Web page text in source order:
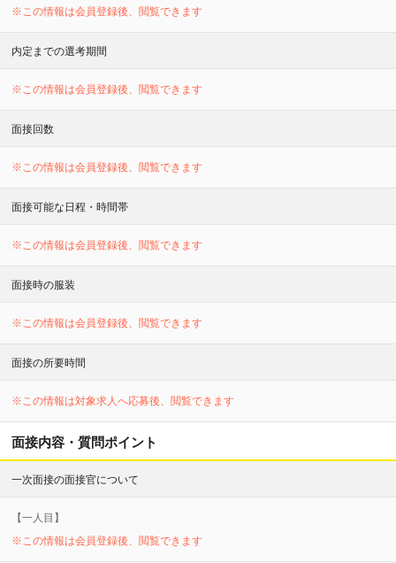
※この情報は会員登録後、閲覧できます
内定までの選考期間
※この情報は会員登録後、閲覧できます
面接回数
※この情報は会員登録後、閲覧できます
面接可能な日程・時間帯
※この情報は会員登録後、閲覧できます
面接時の服装
※この情報は会員登録後、閲覧できます
面接の所要時間
※この情報は対象求人へ応募後、閲覧できます
面接内容・質問ポイント
一次面接の面接官について
【一人目】
※この情報は会員登録後、閲覧できます